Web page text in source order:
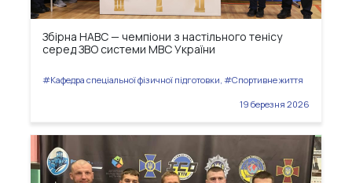
Збірна НАВС — чемпіони з настільного тенісу
серед ЗВО системи МВС України
#Кафедра спеціальної фізичної підготовки, #Спортивне життя
19 березня 2026